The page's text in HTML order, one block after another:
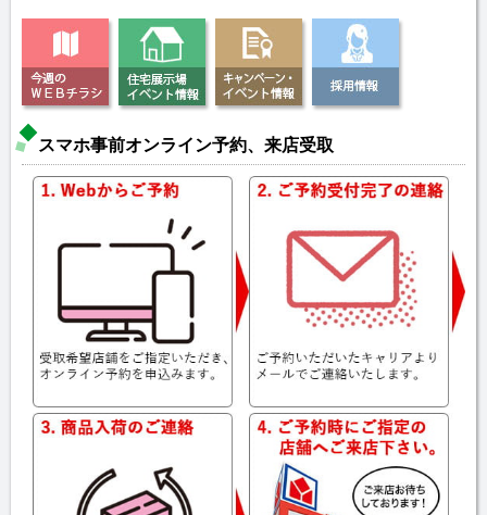
スマホ事前オンライン予約、来店受取